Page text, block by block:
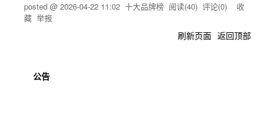
posted @ 2026-04-22 11:02 十大品牌榜 阅读(40) 评论(0) 收
藏 举报
刷新页面 返回顶部
公告